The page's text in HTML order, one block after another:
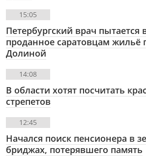
15:05
Петербургский врач пытается
проданное саратовцам жильё
Долиной
14:08
В области хотят посчитать
стрепетов
12:45
Начался поиск пенсионера в
бриджах, потерявшего память